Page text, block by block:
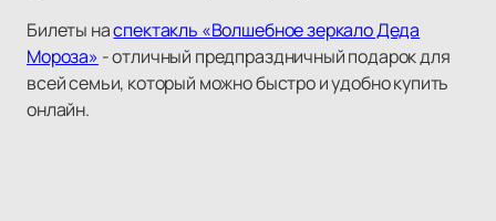
Билеты наспектакль «Волшебное зеркало Деда
Мороза» - отличный предпраздничный подарок для
всей семьи, который можно быстро и удобно купить
онлайн.